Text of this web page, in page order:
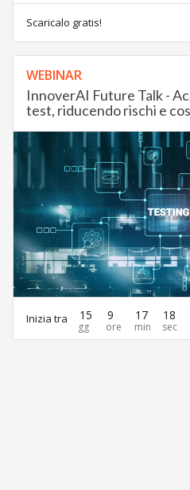
Scaricalo gratis!
WEBINAR
InnoverAI Future Talk -
test, riducendo rischi e
Inizia tra 15 9 17 18